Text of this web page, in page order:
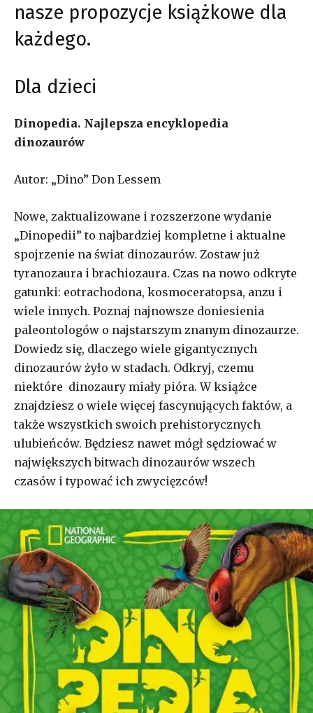
nasze propozycje książkowe dla
każdego.
Dla dzieci
Dinopedia. Najlepsza encyklopedia
dinozaurów
Autor: „Dino” Don Lessem
Nowe, zaktualizowane i rozszerzone wydanie
„Dinopedii” to najbardziej kompletne i aktualne
spojrzenie na świat dinozaurów. Zostaw już
tyranozaura i brachiozaura. Czas na nowo odkryte
gatunki: eotrachodona, kosmoceratopsa, anzu i
wiele innych. Poznaj najnowsze doniesienia
paleontologów o najstarszym znanym dinozaurze.
Dowiedz się, dlaczego wiele gigantycznych
dinozaurów żyło w stadach. Odkryj, czemu
niektóre dinozaury miały pióra. W książce
znajdziesz o wiele więcej fascynujących faktów, a
także wszystkich swoich prehistorycznych
ulubieńców. Będziesz nawet mógł sędziować w
największych bitwach dinozaurów wszech
czasów i typować ich zwycięzców!